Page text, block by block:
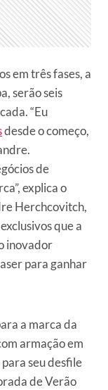
em três fases, a
serão seis
“Eu
desde o começo,
de
explica o
Herchcovitch,
que a
inovador
para ganhar
a marca da
armação em
seu desfile
de Verão